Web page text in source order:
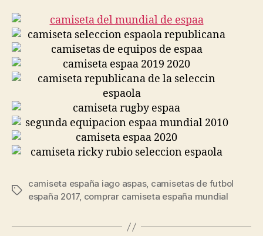
Etiquetas
camiseta españa iago aspas, camisetas de futbol
españa 2017, comprar camiseta españa mundial